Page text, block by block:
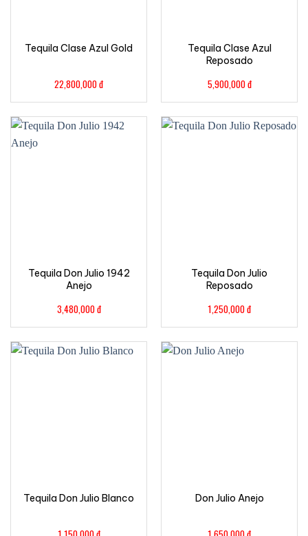
Tequila Clase Azul Gold
22,800,000đ
Tequila Clase Azul
Reposado
5,900,000đ
Tequila Don Julio 1942
Anejo
3,480,000đ
Tequila Don Julio
Reposado
1,250,000đ
Tequila Don Julio Blanco Don Julio Anejo